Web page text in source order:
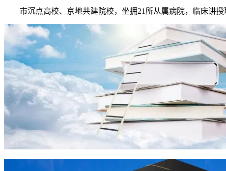
市沉点高校、京地共建院校，坐拥21所从属病院，临床讲授